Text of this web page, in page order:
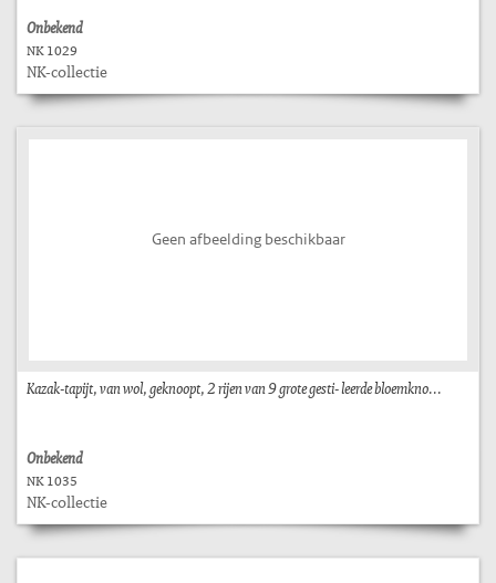
Onbekend
NK 1029
NK-collectie
Geen afbeelding beschikbaar
Kazak-tapijt, van wol, geknoopt, 2 rijen van 9 grote gesti- leerde bloemkno...
Onbekend
NK 1035
NK-collectie